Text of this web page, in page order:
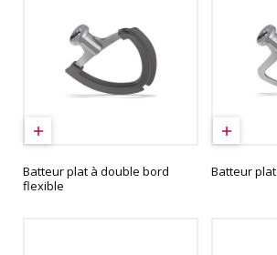
Batteur plat à double bord
flexible
Batteur plat